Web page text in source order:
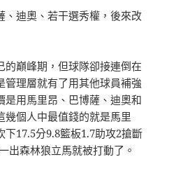
、迪奧、若干選秀權，後來改
的巔峰期，但球隊卻接連倒在
管理層就有了用其他球員補強
是用馬里昂、巴博薩、迪奧和
幾個人中最值錢的就是馬里
17.5分9.8籃板1.7助攻2搶斷
出森林狼立馬就被打動了。